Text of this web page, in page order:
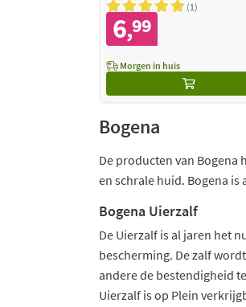
1
6,99
Morgen in huis
Bogena
De producten van Bogena
en schrale huid. Bogena
Bogena Uierzalf
De Uierzalf is al jaren het
bescherming. De zalf
andere de bestendigheid
Uierzalf is op Plein